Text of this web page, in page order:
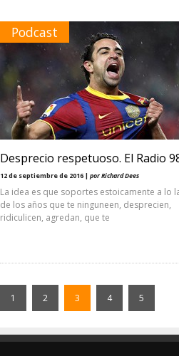
Podcast
Desprecio respetuoso. El Radio
12 de septiembre de 2016 | por Richard Dees
La idea es que soportes estoicamente a lo
de los años que te ninguneen, desprecien,
ridiculicen, agredan, que te
1 2 3 4 5